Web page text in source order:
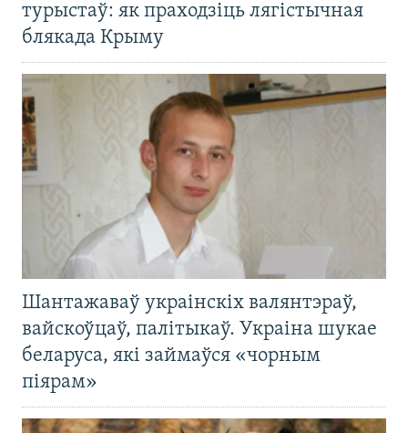
турыстаў: як праходзіць лягістычная
блякада Крыму
Шантажаваў украінскіх валянтэраў,
вайскоўцаў, палітыкаў. Украіна шукае
беларуса, які займаўся «чорным
піярам»